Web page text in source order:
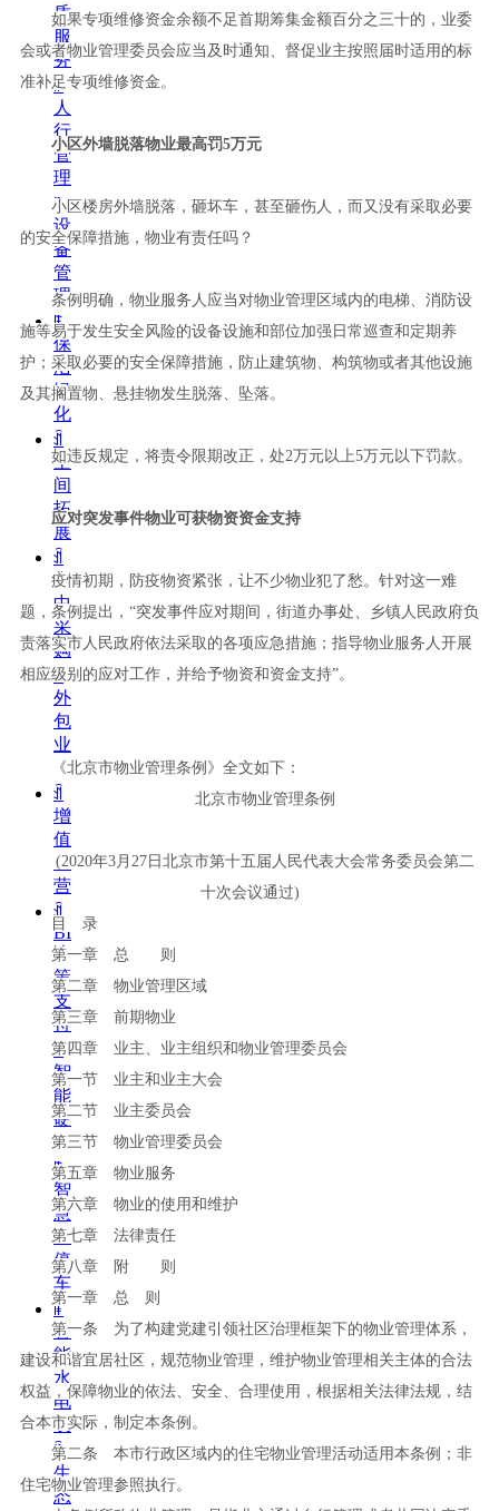
质
服
务
ꁹ
人
行
管
理
ꁹ
设
备
管
理
ꁹ
保
洁
绿
化
ꀉ
空
间
拓
展
ꀉ
集
中
采
购
ꀉ
外
包
业
务
ꀉ
增
值
运
营
ꀉ
BI
决
策
支
持
ꀉ
智
能
硬
件
ꁹ
智
慧
云
停
车
ꁹ
智
能
水
电
表
ꄁ
生
态
如果专项维修资金余额不足首期筹集金额百分之三十的，业委
会或者物业管理委员会应当及时通知、督促业主按照届时适用的标
准补足专项维修资金。
小区外墙脱落物业最高罚5万元
小区楼房外墙脱落，砸坏车，甚至砸伤人，而又没有采取必要
的安全保障措施，物业有责任吗？
条例明确，物业服务人应当对物业管理区域内的电梯、消防设
施等易于发生安全风险的设备设施和部位加强日常巡查和定期养
护；采取必要的安全保障措施，防止建筑物、构筑物或者其他设施
及其搁置物、悬挂物发生脱落、坠落。
如违反规定，将责令限期改正， 处2万元以 上5万元以下罚款。
应对突发事件物业可获物资资金支持
疫情初期，防疫物资紧张，让不少物业犯了愁。针对这一难
题，条例提出 ， “突发事件应对期间，街道办事处、乡镇人民政府负
责落实市人民政府依法采取的各项应急措施；指导物业服务人开展
相应级别的应对工作，并给予物资和资金支持”。
《北京市物业管理条例》全文如下：
北京市物业管理条例
(2020年3 月 27 日北京市第十五届人民代表大会常务委员会第二
十次会议通过)
目 录
第一章 总 则
第二章 物业管理区域
第三章 前期物业
第四章 业主、业主组织和物业管理委员会
第一节 业主和业主大会
第二节 业主委员会
第三节 物业管理委员会
第五章 物业服务
第六章 物业的使用和维护
第七章 法律责任
第八章 附 则
第一章 总 则
第一条 为了构建党建引领社区治理框架下的物业管理体系，
建设和谐宜居社区，规范物业管理，维护物业管理相关主体的合法
权益，保障物业的依法、安全、合理使用，根据相关法律法规，结
合本市实际，制定本条例。
第二条 本市行政区域内的住宅物业管理活动适用本条例；非
住宅物业管理参照执行。